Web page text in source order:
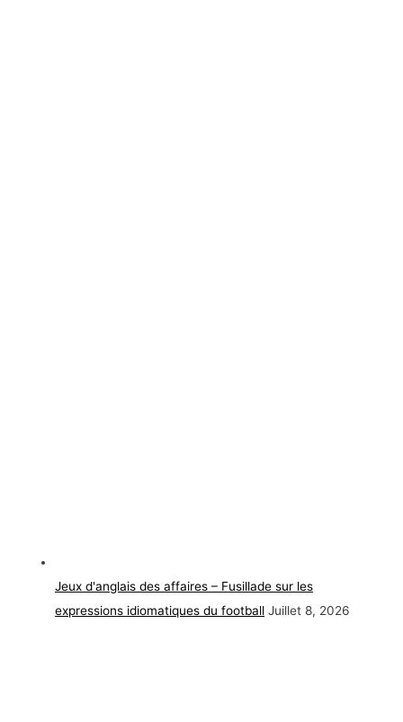
Jeux d'anglais des affaires – Fusillade sur les
expressions idiomatiques du football Juillet 8, 2026